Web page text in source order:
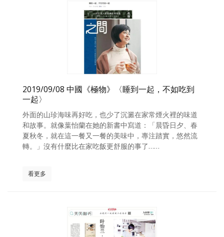
2019/09/08 中國《極物》〈睡到一起，不如吃到
一起〉
外面的山珍海味再好吃，也少了沉澱在家常煙火裡的味道
和故事。就像葉怡蘭在她的新書中寫道：「晨昏日夕、春
夏秋冬，就在這一餐又一餐的美味中，專注踏實，悠然流
轉。」沒有什麼比在家吃飯更舒服的事了……
看更多